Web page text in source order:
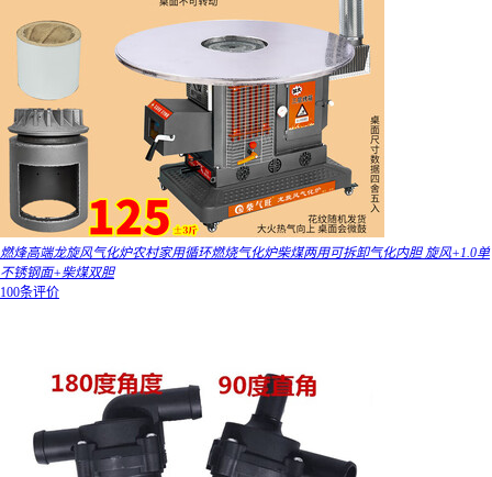
燃烽高端龙旋风气化炉农村家用循环燃烧气化炉柴煤两用可拆卸气化内胆 旋风+1.0单
不锈钢面+柴煤双胆
100条评价